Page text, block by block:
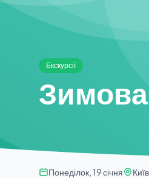
Екскурсії
Зимова
Понеділок, 19 січня Київ